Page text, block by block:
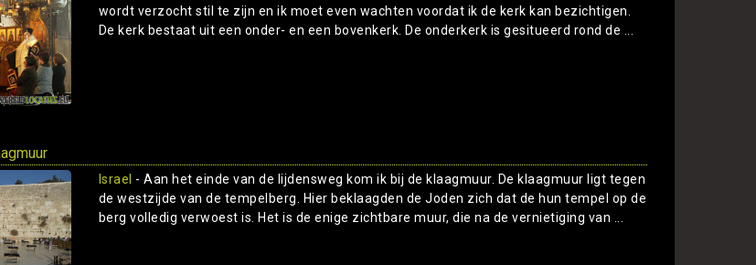
wordt verzocht stil te zijn en ik moet even wachten voordat ik de kerk kan bezichtigen.
De kerk bestaat uit een onder- en een bovenkerk. De onderkerk is gesitueerd rond de ...
Israel - Aan het einde van de lijdensweg kom ik bij de klaagmuur. De klaagmuur ligt tegen
de westzijde van de tempelberg. Hier beklaagden de Joden zich dat de hun tempel op de
berg volledig verwoest is. Het is de enige zichtbare muur, die na de vernietiging van ...